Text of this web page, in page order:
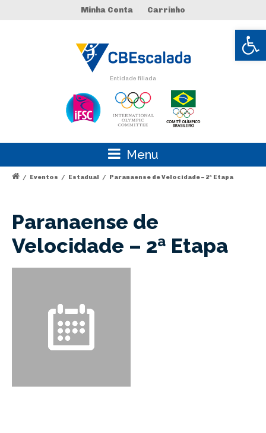
Abrir
Minha Conta Carrinho
Entidade filiada
Menu
/ Eventos / Estadual / Paranaense de Velocidade – 2ª Etapa
Paranaense de
Velocidade – 2ª Etapa